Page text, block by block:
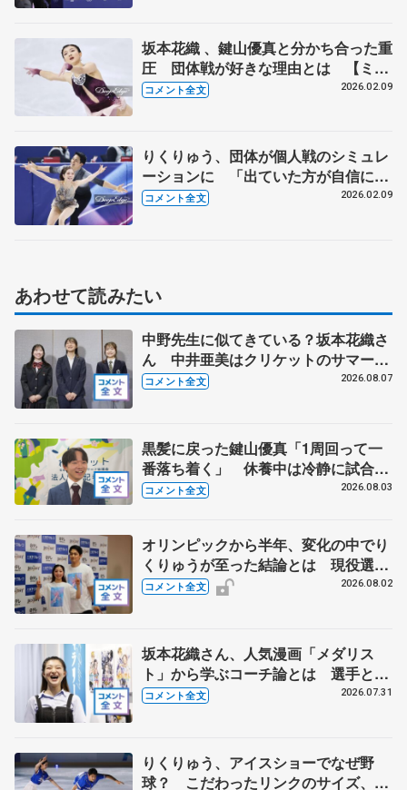
坂本花織 、鍵山優真と分かち合った重
圧 団体戦が好きな理由とは 【ミラ
ノ五輪団体女子フリー後】
コメント全文 2026.02.09
りくりゅう、団体が個人戦のシミュレ
ーションに 「出ていた方が自信にな
る」【ミラノ五輪団体ペア・フリー
コメント全文 2026.02.09
あわせて読みたい
中野先生に似てきている？坂本花織さ
ん 中井亜美はクリケットのサマーキ
ャンプに 島田麻央はたくさん試合に
コメント全文 2026.08.07
黒髪に戻った鍵山優真「1周回って一
番落ち着く」 休養中は冷静に試合を
観戦する機会にも
コメント全文 2026.08.03
オリンピックから半年、変化の中でり
くりゅうが至った結論とは 現役選手
みたいな今の生活に「引退したんだよ
コメント全文 2026.08.02
坂本花織さん、人気漫画「メダリス
ト」から学ぶコーチ論とは 選手とし
て先頭でやってきて「後輩に受け継い
コメント全文 2026.07.31
りくりゅう、アイスショーでなぜ野
球？ こだわったリンクのサイズ、試